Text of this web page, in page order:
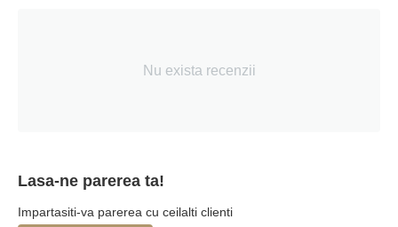
Nu exista recenzii
Lasa-ne parerea ta!
Impartasiti-va parerea cu ceilalti clienti